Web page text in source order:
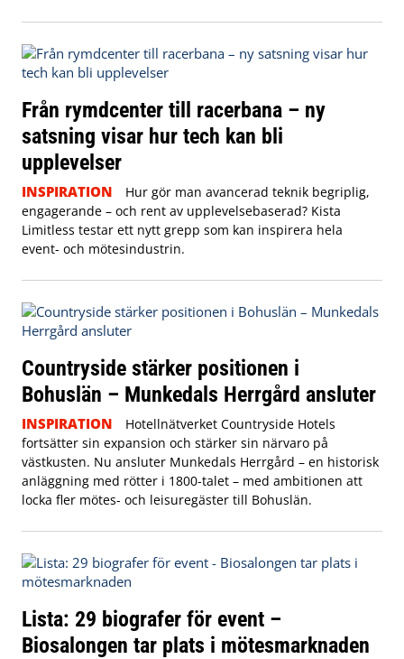
Från rymdcenter till racerbana – ny
satsning visar hur tech kan bli
upplevelser
INSPIRATION
Hur gör man avancerad teknik begriplig,
engagerande – och rent av upplevelsebaserad? Kista
Limitless testar ett nytt grepp som kan inspirera hela
event- och mötesindustrin.
Countryside stärker positionen i
Bohuslän – Munkedals Herrgård ansluter
INSPIRATION
Hotellnätverket Countryside Hotels
fortsätter sin expansion och stärker sin närvaro på
västkusten. Nu ansluter Munkedals Herrgård – en historisk
anläggning med rötter i 1800-talet – med ambitionen att
locka fler mötes- och leisuregäster till Bohuslän.
Lista: 29 biografer för event –
Biosalongen tar plats i mötesmarknaden